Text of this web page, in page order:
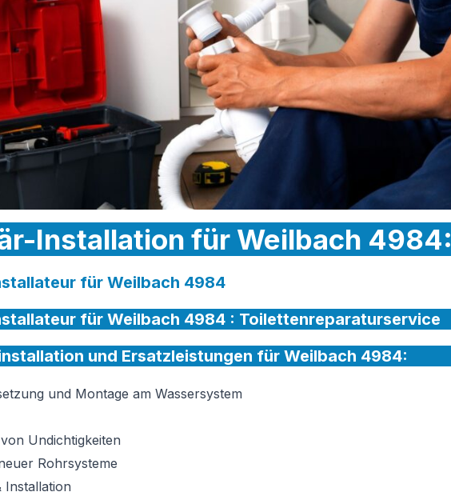
Installation für Weilbach 4984:
für Weilbach 4984
für Weilbach 4984 : Toilettenreparaturservice
und Ersatzleistungen für Weilbach 4984:
und Montage am Wassersystem
Undichtigkeiten
Rohrsysteme
Installation